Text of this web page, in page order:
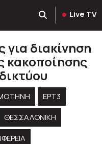
Live TV
για διακίνηση
κακοποίησης
ΕΡΤ3
ΘΕΣΣΑΛΟΝΙΚΗ